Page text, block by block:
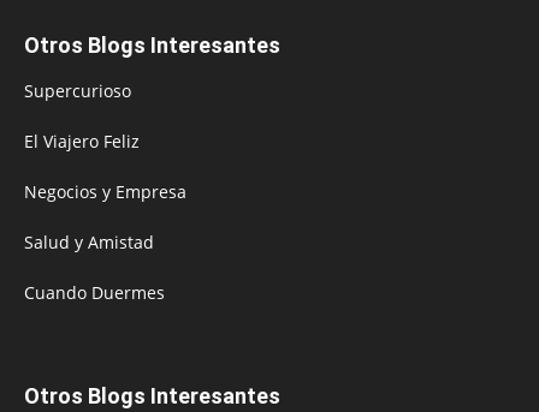
Otros Blogs Interesantes
Supercurioso
El Viajero Feliz
Negocios y Empresa
Salud y Amistad
Cuando Duermes
Otros Blogs Interesantes